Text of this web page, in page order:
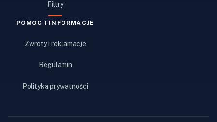
Filtry
POMOC I INFORMACJE
Zwroty i reklamacje
Regulamin
Polityka prywatności